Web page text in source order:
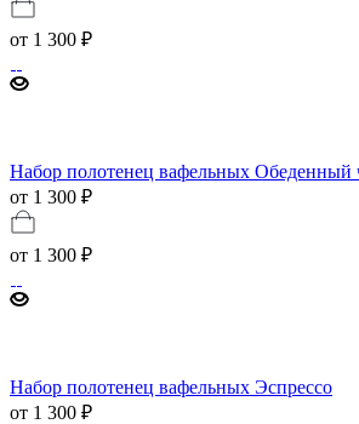
от 1 300 ₽
Набор полотенец вафельных Обеденный
от 1 300 ₽
от 1 300 ₽
Набор полотенец вафельных Эспрессо
от 1 300 ₽